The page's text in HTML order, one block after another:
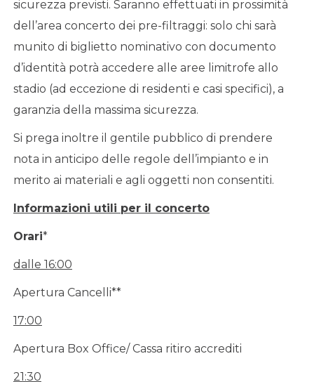
sicurezza previsti. Saranno effettuati in prossimità
dell’area concerto dei pre-filtraggi: solo chi sarà
munito di biglietto nominativo con documento
d’identità potrà accedere alle aree limitrofe allo
stadio (ad eccezione di residenti e casi specifici), a
garanzia della massima sicurezza.
Si prega inoltre il gentile pubblico di prendere
nota in anticipo delle regole dell’impianto e in
merito ai materiali e agli oggetti non consentiti.
Informazioni utili per il concerto
Orari*
dalle 16:00
Apertura Cancelli**
17:00
Apertura Box Office/ Cassa ritiro accrediti
21:30